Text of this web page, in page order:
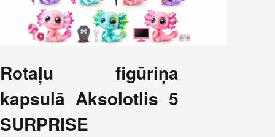
Rotaļu figūriņa
kapsulā Aksolotlis 5
SURPRISE